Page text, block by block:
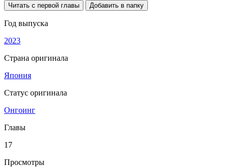
Читать с первой главы Добавить в папку
Год выпуска
2023
Страна оригинала
Япония
Статус оригинала
Онгоинг
Главы
17
Просмотры